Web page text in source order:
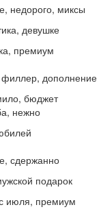
недорого, миксы
девушке
премиум
филлер, дополнение
бюджет
нежно
сдержанно
подарок
июля, премиум